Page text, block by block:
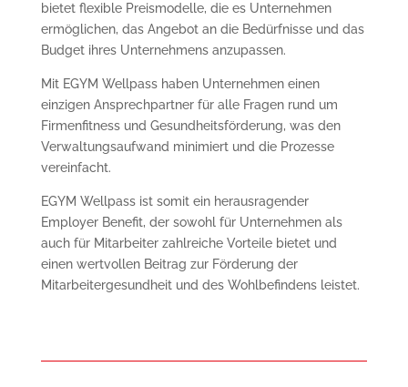
bietet flexible Preismodelle, die es Unternehmen
ermöglichen, das Angebot an die Bedürfnisse und das
Budget ihres Unternehmens anzupassen.
Mit EGYM Wellpass haben Unternehmen einen
einzigen Ansprechpartner für alle Fragen rund um
Firmenfitness und Gesundheitsförderung, was den
Verwaltungsaufwand minimiert und die Prozesse
vereinfacht.
EGYM Wellpass ist somit ein herausragender
Employer Benefit, der sowohl für Unternehmen als
auch für Mitarbeiter zahlreiche Vorteile bietet und
einen wertvollen Beitrag zur Förderung der
Mitarbeitergesundheit und des Wohlbefindens leistet.